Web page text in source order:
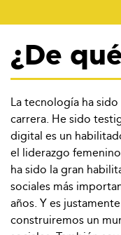
¿De
La tecnología ha
carrera. He sido
digital es un
el liderazgo
ha sido la gran
sociales más
años. Y es
construiremos un